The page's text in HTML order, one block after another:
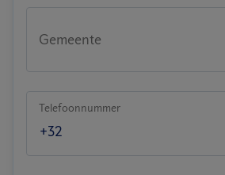
Gemeente
Telefoonnummer